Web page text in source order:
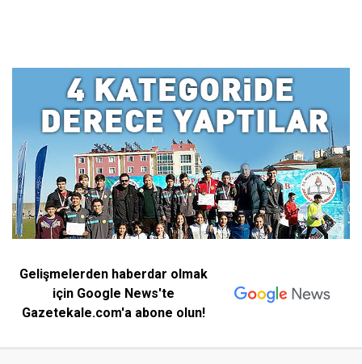
Gelişmelerden haberdar olmak
için Google News'te
Gazetekale.com'a abone olun!